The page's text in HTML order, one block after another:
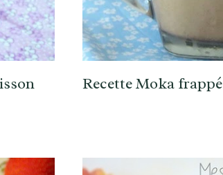
Recette Moka frappé